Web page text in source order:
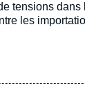
tensions
les